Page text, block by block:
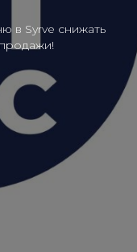
в Syrve снижать